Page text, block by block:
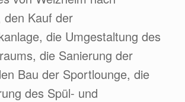
den Kauf der
die Umgestaltung des
die Sanierung der
Bau der Sportlounge, die
des Spül- und